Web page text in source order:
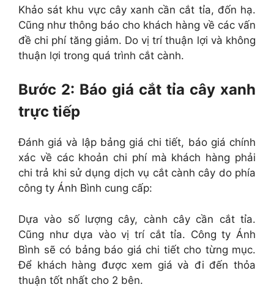
Khảo sát khu vực cây xanh cần cắt tỉa, đốn hạ.
Cũng như thông báo cho khách hàng về các vấn
đề chi phí tăng giảm. Do vị trí thuận lợi và không
thuận lợi trong quá trình cắt cành.
Bước 2: Báo giá cắt tỉa cây xanh
trực tiếp
Đánh giá và lập bảng giá chi tiết, báo giá chính
xác về các khoản chi phí mà khách hàng phải
chi trả khi sử dụng dịch vụ cắt cành cây do phía
công ty Ánh Bình cung cấp:
Dựa vào số lượng cây, cành cây cần cắt tỉa.
Cũng như dựa vào vị trí cắt tỉa. Công ty Ánh
Bình sẽ có bảng báo giá chi tiết cho từng mục.
Để khách hàng được xem giá và đi đến thỏa
thuận tốt nhất cho 2 bên.